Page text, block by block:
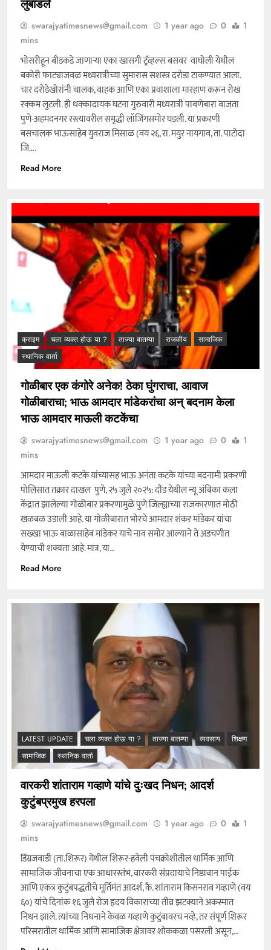
लुबाडले
swarajyatimesnews@gmail.com 1 year ago 0
1
mins
भोसरीहून बीडकडे जाणाऱ्या एका खासगी ट्रॅव्हल्स बसवर वाघोली येथील
बकोरी फाट्याजवळ मध्यरात्रीच्या सुमारास सशस्त्र दरोडा टाकण्यात आला.
चार दरोडेखोरांनी चालक, वाहक आणि एका प्रवाशाला मारहाण करून रोख
रक्कम लुटली. ही धक्कादायक घटना गुरुवारी मध्यरात्री पावणेबारा वाजता
पुणे-अहमदनगर रस्त्यावरील समृद्धी लॉजिंगसमोर घडली. या प्रकरणी
बसचालक भाऊसाहेब युवराज मिसाळ (वय २६, रा. मयुर नायगाव, ता. पाटोदा
जि….
Read More
क्राइम चला व्यक्त होऊ या ? ताज्या बातम्या राजकीय
सामाजिक
स्थानिक वार्ता
गोळीबार एक कंगोरे अनेक! ठेका घुंगराचा, आवाज
गोळीबाराचा; भाऊ आमदार मांडेकरांचा अन् बदनाम केला
भाऊ आमदार माऊली कटकेंचा
swarajyatimesnews@gmail.com 1 year ago 0
1
mins
आमदार माऊली कटके यांच्यासह भाऊ अनंता कटके यांच्या बदनामी प्रकरणी
पोलिसात तक्रार दाखल पुणे, २५ जुलै २०२५: दौंड येथील न्यू अंबिका कला
केंद्रात झालेल्या गोळीबार प्रकरणामुळे पुणे जिल्ह्याच्या राजकारणात मोठी
खळबळ उडाली आहे. या गोळीबारात भोरचे आमदार शंकर मांडेकर यांचा
सख्खा भाऊ बाळासाहेब मांडेकर याचे नाव समोर आल्याने ते अडचणीत
येण्याची शक्यता आहे. मात्र, या…
Read More
LATEST UPDATE चला व्यक्त होऊ या ? ताज्या बातम्या व्यवसाय
शिक्षण
सामाजिक
स्थानिक वार्ता
वारकरी शांताराम गव्हाणे यांचे दुःखद निधन; आदर्श
कुटुंबप्रमुख हरपला
swarajyatimesnews@gmail.com 1 year ago 0
1
mins
डिंग्रजवाडी (ता.शिरूर) येथील शिरूर-हवेली पंचक्रोशीतील धार्मिक आणि
सामाजिक जीवनाचा एक आधारस्तंभ, वारकरी संप्रदायाचे निष्ठावान पाईक
आणि एकत्र कुटुंबपद्धतीचे मूर्तिमंत आदर्श, कै. शांताराम किसनराव गव्हाणे (वय
६०) यांचे दिनांक १६ जुलै रोज हृदय विकाराच्या तीव्र झटक्याने अकस्मात
निधन झाले. त्यांच्या निधनाने केवळ गव्हाणे कुटुंबावरच नव्हे, तर संपूर्ण शिरूर
परिसरातील धार्मिक आणि सामाजिक क्षेत्रावर शोककळा पसरली असून,…